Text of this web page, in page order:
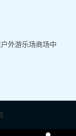
外游乐场商场中